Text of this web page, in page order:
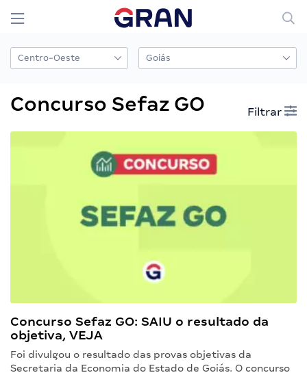
Concurso Sefaz GO Filtrar
Concurso Sefaz GO: SAIU o resultado da
objetiva, VEJA
Foi divulgou o resultado das provas objetivas da
Secretaria da Economia do Estado de Goiás. O concurso